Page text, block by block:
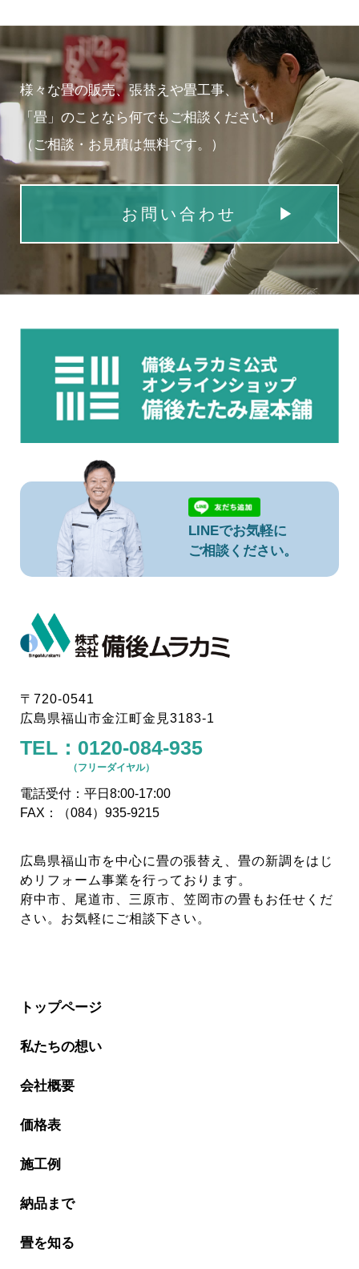
様々な畳の販売、張替えや畳工事、
「畳」のことなら何でもご相談ください！
（ご相談・お見積は無料です。）
お問い合わせ
LINEでお気軽に
ご相談ください。
〒720-0541
広島県福山市金江町金見3183-1
TEL： 0120-084-935
（フリーダイヤル）
電話受付：平日8:00-17:00
FAX：（084）935-9215
広島県福山市を中心に畳の張替え、畳の新調をはじ
めリフォーム事業を行っております。
府中市、尾道市、三原市、笠岡市の畳もお任せくだ
さい。お気軽にご相談下さい。
トップページ
私たちの想い
会社概要
価格表
施工例
納品まで
畳を知る